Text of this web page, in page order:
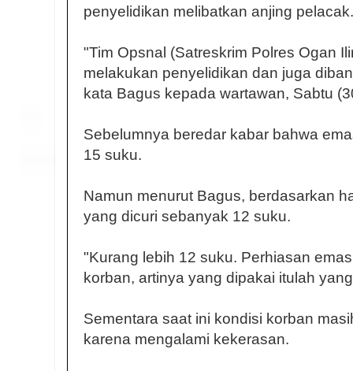
penyelidikan melibatkan anjing pelacak.
"Tim Opsnal (Satreskrim Polres Ogan
melakukan penyelidikan dan juga
kata Bagus kepada wartawan, Sabtu
Sebelumnya beredar kabar bahwa
15 suku.
Namun menurut Bagus, berdasarkan
yang dicuri sebanyak 12 suku.
"Kurang lebih 12 suku. Perhiasan
korban, artinya yang dipakai itulah
Sementara saat ini kondisi korban
karena mengalami kekerasan.